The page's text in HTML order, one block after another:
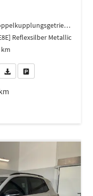
Doppelkupplungsgetriebe (DSG)
Reflexsilber Metallic
rufen Sie an
Fahrzeugexposé (PDF)